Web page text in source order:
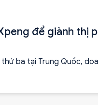
để giành thị
ba tại Trung Quốc,